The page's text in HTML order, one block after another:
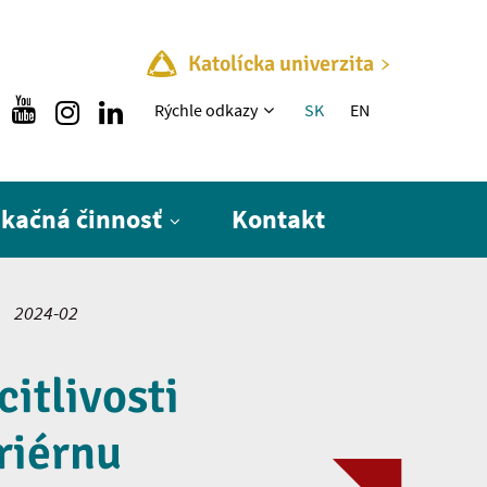
Katolícka univerzita
Rýchle menu
Rýchle odkazy SK EN
činnosť Kontakt
2024-02